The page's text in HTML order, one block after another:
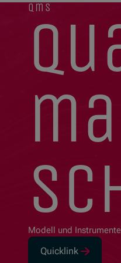
qms
Modell und
Quicklink
(Opens in new